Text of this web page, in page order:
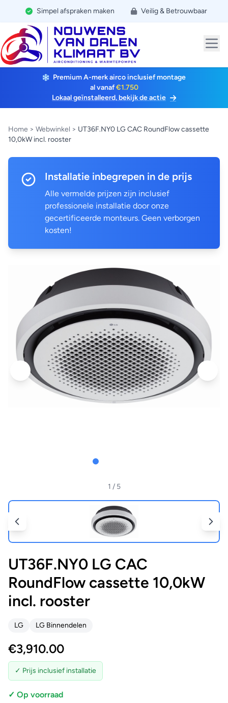
Simpel afspraken maken Veilig & Betrouwbaar
Premium A-merk airco inclusief montage
al vanaf€1.750
Lokaal geïnstalleerd, bekijk de actie
Home > Webwinkel > UT36F.NY0 LG CAC RoundFlow cassette
10,0kW incl. rooster
Installatie inbegrepen in de prijs
Alle vermelde prijzen zijn inclusief
professionele installatie door onze
gecertificeerde monteurs. Geen verborgen
kosten!
1 / 5
UT36F.NY0 LG CAC
RoundFlow cassette 10,0kW
incl. rooster
LG LG Binnendelen
€3,910.00
✓ Prijs inclusief installatie
✓ Op voorraad